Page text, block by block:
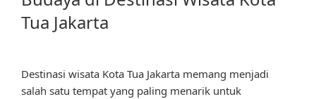
Tua Jakarta
Destinasi wisata Kota Tua Jakarta memang menjadi
salah satu tempat yang paling menarik untuk